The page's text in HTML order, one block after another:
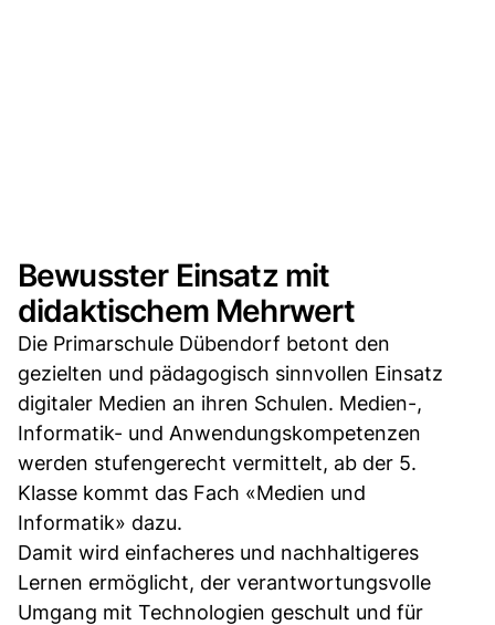
Bewusster Einsatz mit
didaktischem Mehrwert
Die Primarschule Dübendorf betont den
gezielten und pädagogisch sinnvollen Einsatz
digitaler Medien an ihren Schulen. Medien-,
Informatik- und Anwendungskompetenzen
werden stufengerecht vermittelt, ab der 5.
Klasse kommt das Fach «Medien und
Informatik» dazu.
Damit wird einfacheres und nachhaltigeres
Lernen ermöglicht, der verantwortungsvolle
Umgang mit Technologien geschult und für